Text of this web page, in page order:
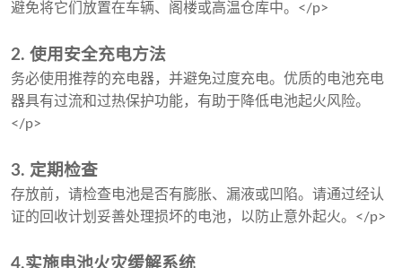
避免将它们放置在车辆、阁楼或高温仓库中。</p>
2. 使用安全充电方法
务必使用推荐的充电器，并避免过度充电。优质的电池充电
器具有过流和过热保护功能，有助于降低电池起火风险。
</p>
3. 定期检查
存放前，请检查电池是否有膨胀、漏液或凹陷。请通过经认
证的回收计划妥善处理损坏的电池，以防止意外起火。</p>
4.实施电池火灾缓解系统